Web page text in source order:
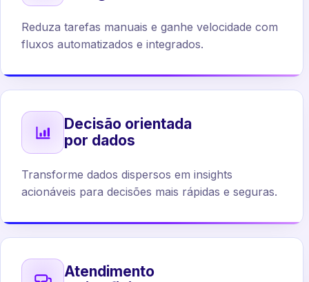
Reduza tarefas manuais e ganhe velocidade com
fluxos automatizados e integrados.
Decisão orientada
por dados
Transforme dados dispersos em insights
acionáveis para decisões mais rápidas e seguras.
Atendimento